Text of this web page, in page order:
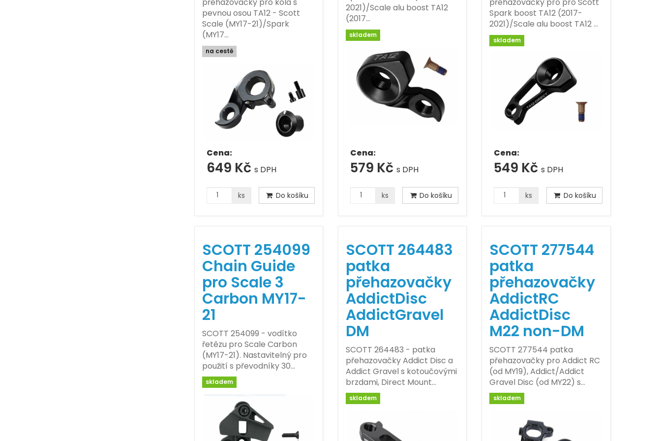
přehazovačky pro kola s
pevnou osou TA12 - Scott
Scale (MY17-21)/Spark
(MY17…
na cestě
Cena:
649 Kč s DPH
ks Do košíku
2021)/Scale alu boost TA12
(2017…
skladem
Cena:
579 Kč s DPH
ks Do košíku
přehazovačky pro pro Scott
Spark boost TA12 (2017-
2021)/Scale alu boost TA12 …
skladem
Cena:
549 Kčs DPH
ks Do košíku
SCOTT 254099
Chain Guide
pro Scale 3
Carbon MY17-
21
SCOTT 254099 - vodítko
řetězu pro Scale Carbon
(MY17-21). Nastavitelný pro
použití s převodníky 30…
skladem
SCOTT 264483
patka
přehazovačky
AddictDisc
AddictGravel
DM
SCOTT 264483 - patka
přehazovačky Addict Disc a
Addict Gravel s kotoučovými
brzdami, Direct Mount…
skladem
SCOTT 277544
patka
přehazovačky
AddictRC
AddictDisc
M22 non-DM
SCOTT 277544 patka
přehazovačky pro Addict RC
(od MY19), Addict/Addict
Gravel Disc (od MY22) s…
skladem